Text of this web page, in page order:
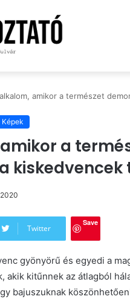
amikor a természet
Képek
a
kiskedvencek
Twitter
Save
gyönyörű és egyedi a
akik kitűnnek az átlagból
bajuszuknak